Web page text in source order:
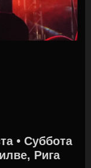
• Суббота
Рига